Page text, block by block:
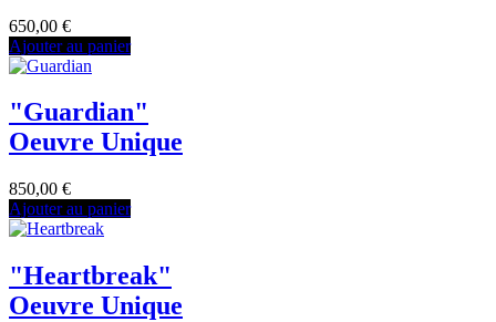
650,00 €
Ajouter au panier
"Guardian"
Oeuvre Unique
850,00 €
Ajouter au panier
"Heartbreak"
Oeuvre Unique